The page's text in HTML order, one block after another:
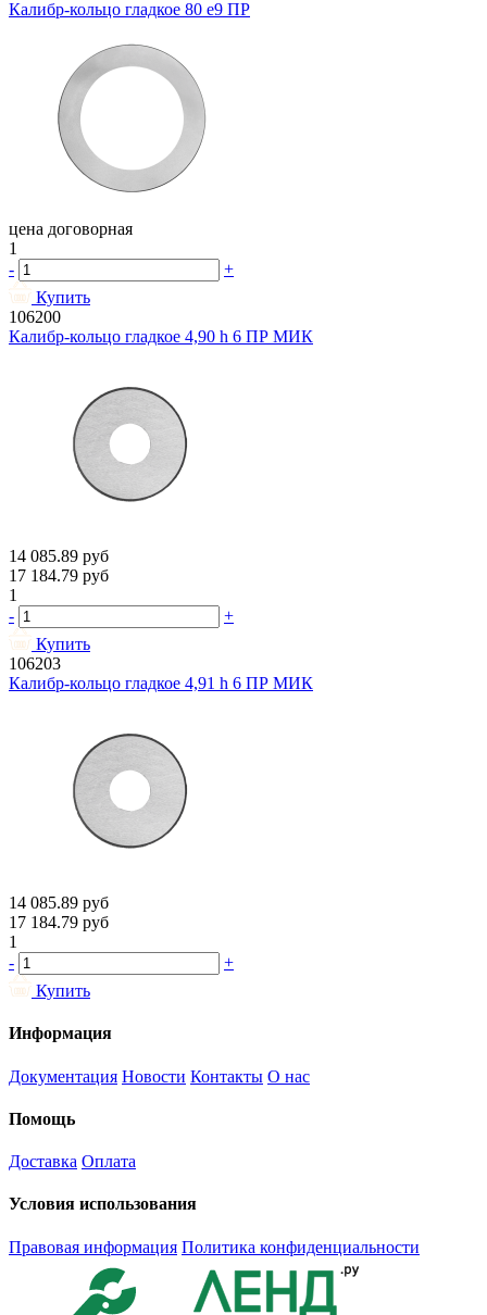
Калибр-кольцо гладкое 80 e9 ПР
цена договорная
1
-
+
Купить
106200
Калибр-кольцо гладкое 4,90 h 6 ПР МИК
14 085.89 руб
17 184.79 руб
1
-
+
Купить
106203
Калибр-кольцо гладкое 4,91 h 6 ПР МИК
14 085.89 руб
17 184.79 руб
1
-
+
Купить
Информация
Документация Новости Контакты О нас
Помощь
Доставка Оплата
Условия использования
Правовая информация Политика конфиденциальности